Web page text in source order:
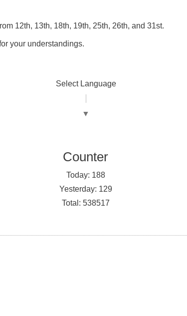
12th, 13th, 18th, 19th, 25th, 26th, and 31st.
your understandings.
Select Language
▼
Counter
Today: 188
Yesterday: 129
Total: 538517